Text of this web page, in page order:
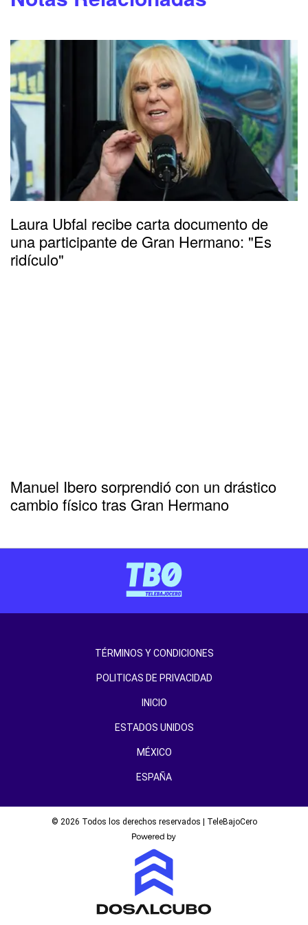
Laura Ubfal recibe carta documento de
una participante de Gran Hermano: "Es
ridículo"
Manuel Ibero sorprendió con un drástico
cambio físico tras Gran Hermano
TÉRMINOS Y CONDICIONES
POLITICAS DE PRIVACIDAD
INICIO
ESTADOS UNIDOS
MÉXICO
ESPAÑA
© 2026 Todos los derechos reservados | TeleBajoCero